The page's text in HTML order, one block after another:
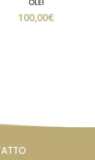
OLEI
100,00€